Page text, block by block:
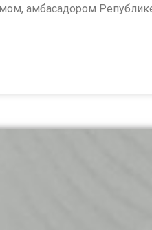
амбасадором